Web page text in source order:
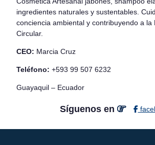
ingredientes naturales y sustentables.
conciencia ambiental y contribuyendo a la
Circular.
CEO: Marcia Cruz
Teléfono: +593 99 507 6232
Guayaquil – Ecuador
Síguenos en
ASISTENTE UPS
UPIBOT
Hola, puedo ayudarte a buscar información